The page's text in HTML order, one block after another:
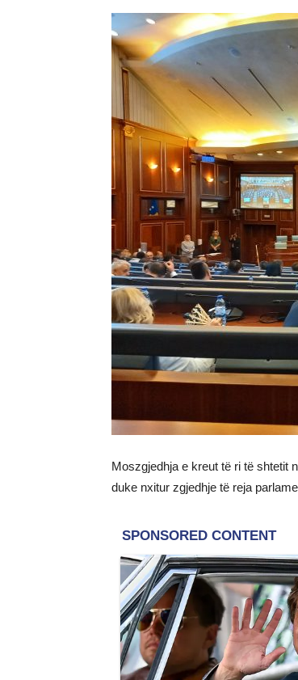
Moszgjedhja e kreut të ri të shtetit
duke nxitur zgjedhje të reja